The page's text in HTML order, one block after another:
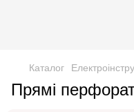
Каталог
Прямі